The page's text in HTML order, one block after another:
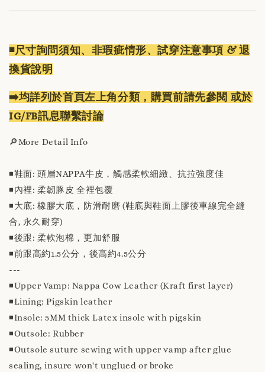
◾️尺寸詢問須知、非瑕疵情形、試穿注意事項 & 退
換貨說明
➡️均詳列於首頁左上角分類，購買前請先參閱 或於
IG/FB訊息聯繫討論
🔎More Detail Info
◾️鞋面: 頭層NAPPA牛皮，觸感柔軟細緻、抗拉強度佳
◾️內裡: 柔韌豚皮 全裡包覆
◾️大底: 橡膠大底，防滑耐磨 (鞋底與鞋面上膠後車線完全縫
合, 永久耐穿)
◾️後跟: 柔軟泡棉，更加舒服
◾️前跟高約1.5公分，後高約4.5公分
---
◾️Upper Vamp: Nappa Cow Leather (Kraft first layer)
◾️Lining: Pigskin leather
◾️Insole: 5MM thick Latex insole with pigskin
◾️Outsole: Rubber
◾️Outsole suture sewing with upper vamp after glue
sealing, insure won't unglued or broke